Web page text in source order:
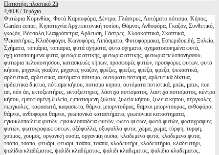
Ποτιστήρι πλαστικό 2lt
4,60 € / Τεμάχιο
Φυτώρια Κορινθίας, Φυτά Καρποφόρα, Δέντρα, Γλάστρες, Αυτόματο πότισμα, Κήπος,
Garden center, Κηποτεχνία Αρχιτεκτονική τοπίου, Θάμνοι, Ανθοφόρα, Γκαζόν, Συνθετικό,
γκαζόν, Βότσαλα,Ελαφρόπετρα, Αρδευση, Γάστρες, Χλοοκοπτικά, Σκαπτικά,
Ψεκαστήρες, Κλαδοφάγοι, Κωνοφόρα, Λιπάσματα, Φυτοφάρμακα, Εσπεριδοειδή, Ξυλεία,
Σχήματα, τοπιάρια, τοπιαρια, φυτά σχήματα, φυτα σχηματα, σχηματοποιημένα φυτά,
σχηματοποιημενα φυτα, φυτώρια αττικής, φυτωρια αττικης, φυτωρια πελοπονησσου,
φυτωρια πελοπονησσου, κατασκευές κήπων, προσφορές φυτών, προσφορες φυτων, φυτά
κήπου, μηχανές γκαζόν, μηχανες γκαζον, φρέζες, φρεζες, φρέζα, φρεζα, ψεκαστικά,
αρδευτικά, αρδευτικα, αυτόματο πότισμα, αυτοματο ποτισμα, αρδευτικά δίκτυα,
αρδευτικα δικτυα, πότισμα κήπου, ποτισμα κηπου, αυτόματα ποτιστικά, μπέκ, μπεκ, ποπ
απ, πόπ άπ, εκτοξευτήρες, εκτοξευτηρες, λάστιχα ποτίσματος, λαστιχα ποτισματος, κέντρα
κήπου, εμποτισμένη ξυλεία, εμποτισμενη ξυλεια, ξυλεία κήπου, ξυλεια κηπου, πέργκολες,
περγκολες, καφασωτά, καφασωτα, θάμνοι μπορντούρας, θαμνοι μπορντουρας, ανθοφόροι
θάμνοι, ανθοφοροι θαμνοι, γεωπονικά καταστήματα, γεωπονικα καταστηματα,
εγκυκλοπαίδεια φυτών, εγκυκλοπαιδεια φυτών, φωτο φυτων, φωτό φυτών, φωτογραφίες
φυτών, φωτογραφιες φυτων, οξύφυλλα, οξυφυλλα φυτα, χώμα, χωμα, τύρφη, τυρφη,
χούμος, χουμος, οργανική ουσία, οργανικη ουσια, κλαδεμένα φυτά, κλαδεμενα φυτα,
τσάπα, τσαπα, φτυάρι, φτυαρι, τσάπα, τσαπα, κλαδευτήρι, κλαδευτήρια, κλαδευτηρι,
ψαλίδια κλαδέματος, ψαλίδι κλαδέματος, ψαλιδι κλαδεματος, ψαλιδια κλαδεματος,